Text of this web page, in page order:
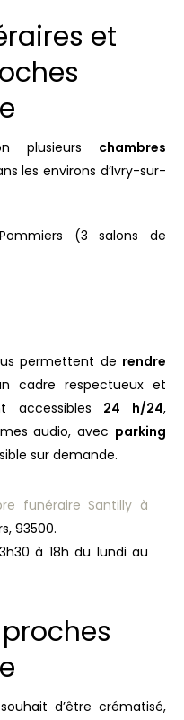
et
plusieurs chambres
les environs d’Ivry-sur-
(3 salons de
permettent de rendre
cadre respectueux et
accessibles 24 h/24,
audio, avec parking
sur demande.
funéraire Santilly à
93500.
à 18h du lundi au
d’être crématisé,